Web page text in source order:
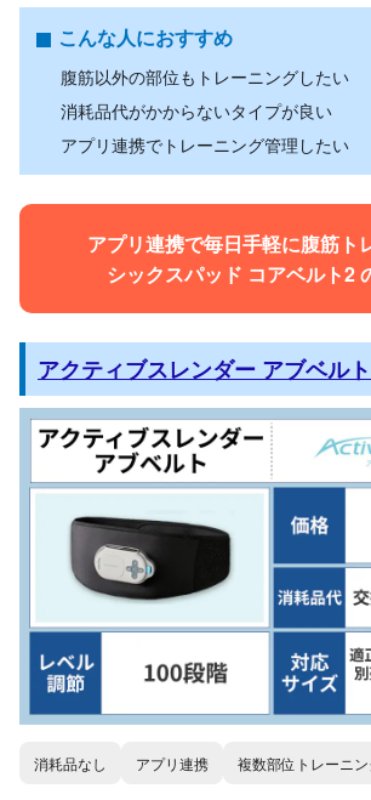
こんな人におすすめ
腹筋以外の部位もトレーニングしたい
消耗品代がかからないタイプが良い
アプリ連携でトレーニング管理したい
アプリ連携で毎日手軽に腹筋ト
シックスパッド コアベルト2
アクティブスレンダー アブベルト
消耗品なし アプリ連携 複数部位トレーニ